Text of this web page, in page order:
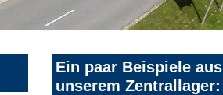
Ein paar Beispiele aus
unserem Zentrallager: